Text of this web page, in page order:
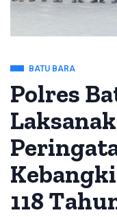
BATU BARA
Polres
118